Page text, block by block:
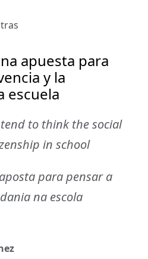
apuesta para
y la
escuela
to think the social
in school
para pensar a
na escola